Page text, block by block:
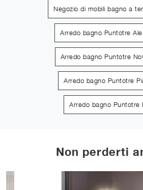
Negozio di mobili bagno a
Arredo bagno Puntotre
Arredo bagno Puntotre
Arredo bagno Puntotre
Arredo bagno Puntotre
Non perderti